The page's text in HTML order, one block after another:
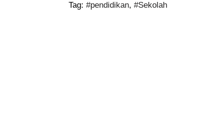
Tag:#pendidikan,#Sekolah